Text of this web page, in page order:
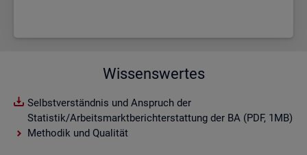
Wissenswertes
Selbstverständnis und Anspruch der
Statistik/Arbeitsmarktberichterstattung der BA (PDF, 1MB)
Methodik und Qualität